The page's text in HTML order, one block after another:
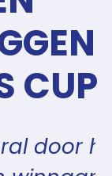
CUP
dat er